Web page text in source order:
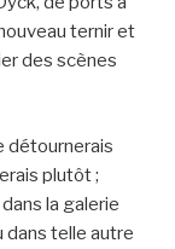
ternir et
des scènes
détournerais
plutôt ;
la galerie
dans telle autre